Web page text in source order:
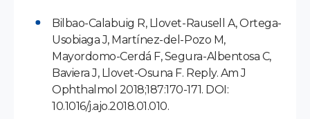
Bilbao-Calabuig R, Llovet-Rausell A, Ortega-
Usobiaga J, Martínez-del-Pozo M,
Mayordomo-Cerdá F, Segura-Albentosa C,
Baviera J, Llovet-Osuna F. Reply. Am J
Ophthalmol 2018;187:170-171. DOI:
10.1016/j.ajo.2018.01.010.